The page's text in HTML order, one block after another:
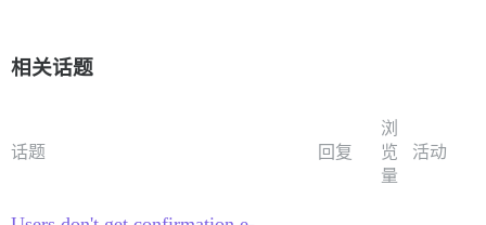
相关话题
话题 回复
浏
览
量
活动